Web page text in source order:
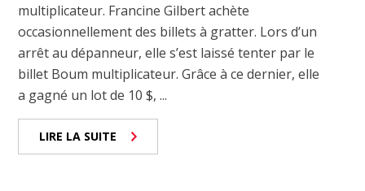
multiplicateur. Francine Gilbert achète
occasionnellement des billets à gratter. Lors d’un
arrêt au dépanneur, elle s’est laissé tenter par le
billet Boum multiplicateur. Grâce à ce dernier, elle
a gagné un lot de 10 $, ...
LIRE LA SUITE